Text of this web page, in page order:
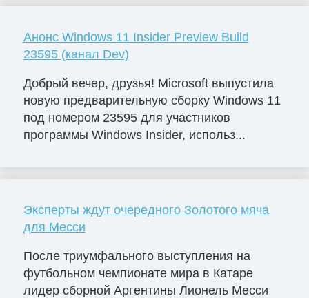
Анонс Windows 11 Insider Preview Build
23595 (канал Dev)
Добрый вечер, друзья! Microsoft выпустила
новую предварительную сборку Windows 11
под номером 23595 для участников
программы Windows Insider, использ...
Эксперты ждут очередного Золотого мяча
для Месси
После триумфального выступления на
футбольном чемпионате мира в Катаре
лидер сборной Аргентины Лионель Месси